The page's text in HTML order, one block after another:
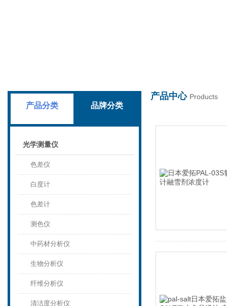
产品分类 品牌分类
光学测量仪
色差仪
白度计
色差计
测色仪
中药材分析仪
生物分析仪
纤维分析仪
清洁度分析仪
产品中心 Products